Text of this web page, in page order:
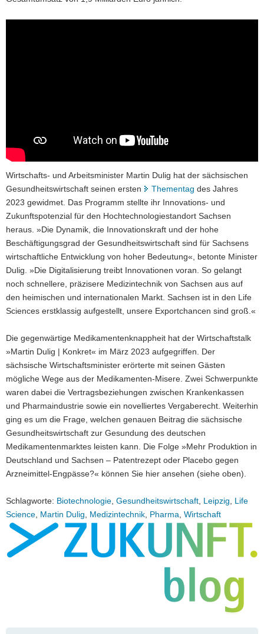
Wirtschafts- und Arbeitsminister Martin Dulig hat der sächsischen
Gesundheitswirtschaft seinen ersten
Thementag des Jahres
2023 gewidmet. Das Programm stellte ihr Innovations- und
Zukunftspotenzial für den Hochtechnologiestandort Sachsen
heraus. »Die Dynamik, die Innovationskraft und der hohe
Beschäftigungsgrad der Gesundheitswirtschaft sind für Sachsens
wirtschaftliche Entwicklung von hoher Bedeutung«, betonte Minister
Dulig. »Die Digitalisierung treibt Innovationen voran. So gelangt
noch schnellere, präzisere Medizintechnik von Sachsen aus auf
den heimischen und internationalen Markt. Sachsen ist in den Life
Sciences erstklassig aufgestellt, unsere Exportchancen sind groß.«
Die gegenwärtige Medikamentenknappheit hat der Wirtschaftstalk
»Martin Dulig | Konkret« im März 2023 aufgegriffen. Der
sächsische Wirtschaftsminister erörterte mit seinen Gästen
mögliche Wege aus der Medikamenten-Misere. Zwei Schwerpunkte
waren dabei die Vertragsbeziehungen zwischen Krankenkassen
und Pharmaindustrie sowie ein novelliertes Vergaberecht. Weiterhin
ging es um die Frage, welchen genauen Beitrag die sächsische
Gesundheitswirtschaft zur Gesundung des deutschen
Medikamentenmarktes leisten kann. Die Folge »Mehr Produktion in
Deutschland und Sachsen – Patentrezept oder Placebo gegen
Arzneimittel-Engpässe?« können Sie hier ansehen (siehe oben).
Schlagworte: Biotechnologie Gesundheitswirtschaft Leipzig
Life
Science Martin Dulig Medizintechnik Pharma Wirtschaft